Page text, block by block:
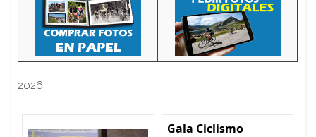
2026
Gala Ciclismo